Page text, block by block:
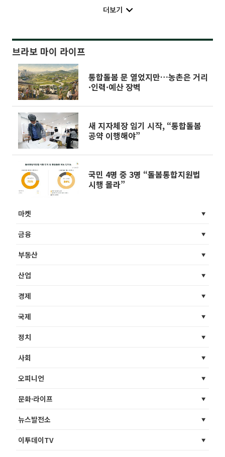
더보기
브라보 마이 라이프
통합돌봄 문 열었지만…농촌은 거리
·인력·예산 장벽
새 지자체장 임기 시작, “통합돌봄
공약 이행해야”
국민 4명 중 3명 “돌봄통합지원법
시행 몰라”
마켓
금융
부동산
산업
경제
국제
정치
사회
오피니언
문화·라이프
뉴스발전소
이투데이TV